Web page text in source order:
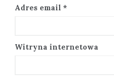
Adres email *
Witryna internetowa